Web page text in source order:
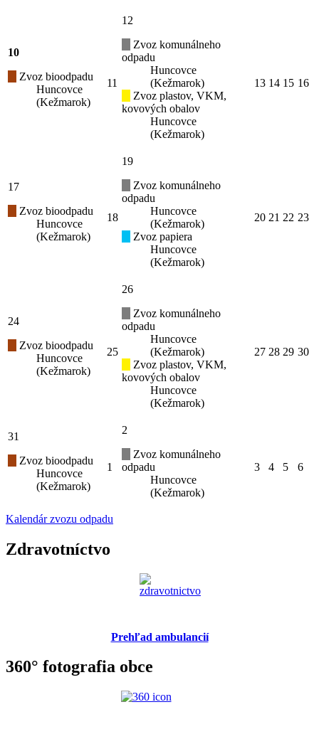
10
Zvoz bioodpadu
Huncovce
(Kežmarok)
11
12
Zvoz komunálneho
odpadu
Huncovce
(Kežmarok)
Zvoz plastov, VKM,
kovových obalov
Huncovce
(Kežmarok)
13 14 15 16
17
Zvoz bioodpadu
Huncovce
(Kežmarok)
18
19
Zvoz komunálneho
odpadu
Huncovce
(Kežmarok)
Zvoz papiera
Huncovce
(Kežmarok)
20 21 22 23
24
Zvoz bioodpadu
Huncovce
(Kežmarok)
25
26
Zvoz komunálneho
odpadu
Huncovce
(Kežmarok)
Zvoz plastov, VKM,
kovových obalov
Huncovce
(Kežmarok)
27 28 29 30
31
Zvoz bioodpadu
Huncovce
(Kežmarok)
1
2
Zvoz komunálneho
odpadu
Huncovce
(Kežmarok)
3 4 5 6
Kalendár zvozu odpadu
Zdravotníctvo
Prehľad ambulancií
360° fotografia obce